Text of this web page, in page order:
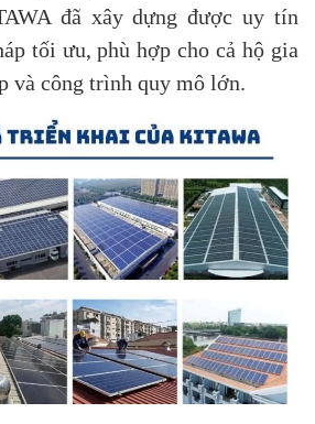
đã xây dựng được uy tín
tối ưu, phù hợp cho cả hộ gia
và công trình quy mô lớn.